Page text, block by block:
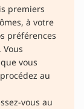
premiers
à votre
préférences
vous
au
vous au